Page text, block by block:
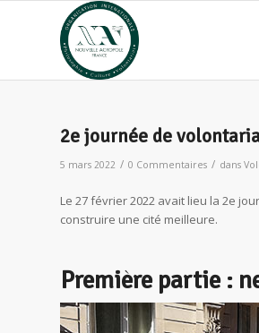
2e journée de
5 mars 2022 / 0 Commentaires / dans
Le 27 février 2022 avait lieu la 2e
construire une cité meilleure.
Première partie :